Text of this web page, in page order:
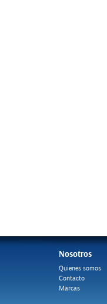
Nosotros
Quienes somos
Contacto
Marcas